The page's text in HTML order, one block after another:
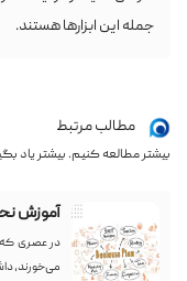
جمله این ابزارها هستند.
مطالب مرتبط
بیشتر مطالعه کنیم. بیشتر یاد
آموزش
می‌خورند،